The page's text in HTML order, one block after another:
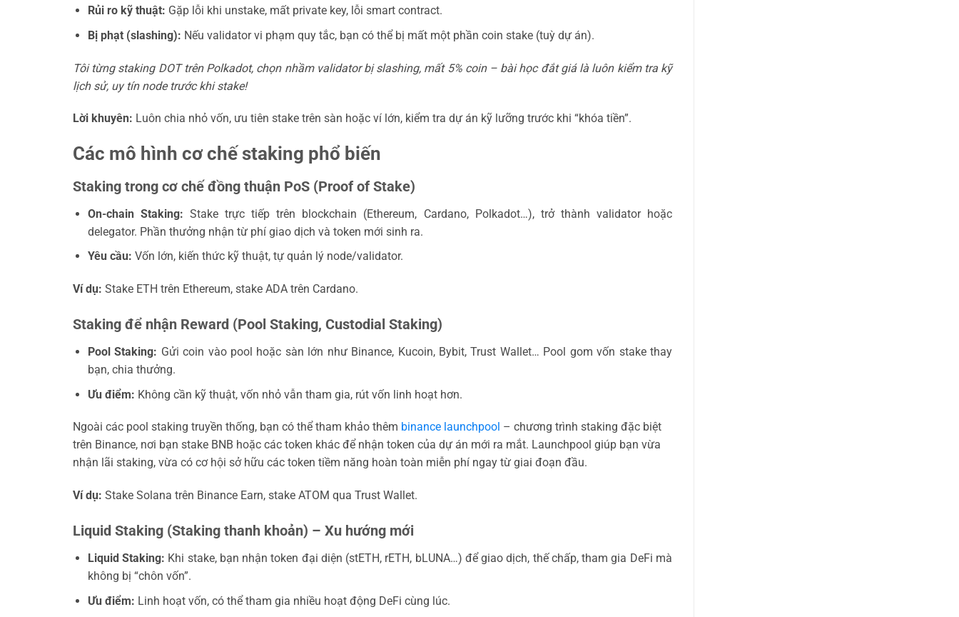
Rủi ro kỹ thuật: Gặp lỗi khi unstake, mất private key, lỗi smart contract.
Bị phạt (slashing): Nếu validator vi phạm quy tắc, bạn có thể bị mất một phần coin stake (tuỳ dự án).
Tôi từng staking DOT trên Polkadot, chọn nhầm validator bị slashing, mất 5% coin – bài học đắt giá là luôn kiểm tra kỹ
lịch sử, uy tín node trước khi stake!
Lời khuyên: Luôn chia nhỏ vốn, ưu tiên stake trên sàn hoặc ví lớn, kiểm tra dự án kỹ lưỡng trước khi “khóa tiền”.
Các mô hình cơ chế staking phổ biến
Staking trong cơ chế đồng thuận PoS (Proof of Stake)
On-chain Staking: Stake trực tiếp trên blockchain (Ethereum, Cardano, Polkadot…), trở thành validator hoặc
delegator. Phần thưởng nhận từ phí giao dịch và token mới sinh ra.
Yêu cầu: Vốn lớn, kiến thức kỹ thuật, tự quản lý node/validator.
Ví dụ: Stake ETH trên Ethereum, stake ADA trên Cardano.
Staking để nhận Reward (Pool Staking, Custodial Staking)
Pool Staking: Gửi coin vào pool hoặc sàn lớn như Binance, Kucoin, Bybit, Trust Wallet… Pool gom vốn stake thay
bạn, chia thưởng.
Ưu điểm: Không cần kỹ thuật, vốn nhỏ vẫn tham gia, rút vốn linh hoạt hơn.
Ngoài các pool staking truyền thống, bạn có thể tham khảo thêm binance launchpool – chương trình staking đặc biệt
trên Binance, nơi bạn stake BNB hoặc các token khác để nhận token của dự án mới ra mắt. Launchpool giúp bạn vừa
nhận lãi staking, vừa có cơ hội sở hữu các token tiềm năng hoàn toàn miễn phí ngay từ giai đoạn đầu.
Ví dụ: Stake Solana trên Binance Earn, stake ATOM qua Trust Wallet.
Liquid Staking (Staking thanh khoản) – Xu hướng mới
Liquid Staking: Khi stake, bạn nhận token đại diện (stETH, rETH, bLUNA…) để giao dịch, thế chấp, tham gia DeFi mà
không bị “chôn vốn”.
Ưu điểm: Linh hoạt vốn, có thể tham gia nhiều hoạt động DeFi cùng lúc.